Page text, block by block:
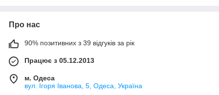
на тривалу роботу під навантаженням і підходять для
компресорами меншої потужності, вони забезпечують
Під час вибору компресора необхідно враховувати сумарну
витрату повітря обладнання, робочий тиск та режим
Про нас
90% позитивних з 39 відгуків за рік
Працює з 05.12.2013
м. Одеса
вул. Ігоря Іванова, 5, Одеса, Україна